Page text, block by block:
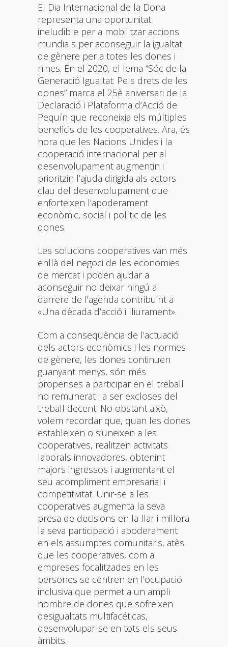
El Dia Internacional de la Dona
representa una oportunitat
ineludible per a mobilitzar accions
mundials per aconseguir la igualtat
de gènere per a totes les dones i
nines. En el 2020, el lema “Sóc de la
Generació Igualtat: Pels drets de les
dones” marca el 25è aniversari de la
Declaració i Plataforma d’Acció de
Pequín que reconeixia els múltiples
beneficis de les cooperatives. Ara, és
hora que les Nacions Unides i la
cooperació internacional per al
desenvolupament augmentin i
prioritzin l’ajuda dirigida als actors
clau del desenvolupament que
enforteixen l’apoderament
econòmic, social i polític de les
dones.
Les solucions cooperatives van més
enllà del negoci de les economies
de mercat i poden ajudar a
aconseguir no deixar ningú al
darrere de l’agenda contribuint a
«Una dècada d’acció i lliurament».
Com a conseqüència de l’actuació
dels actors econòmics i les normes
de gènere, les dones continuen
guanyant menys, són més
propenses a participar en el treball
no remunerat i a ser excloses del
treball decent. No obstant això,
volem recordar que, quan les dones
estableixen o s’uneixen a les
cooperatives, realitzen activitats
laborals innovadores, obtenint
majors ingressos i augmentant el
seu acompliment empresarial i
competitivitat. Unir-se a les
cooperatives augmenta la seva
presa de decisions en la llar i millora
la seva participació i apoderament
en els assumptes comunitaris, atès
que les cooperatives, com a
empreses focalitzades en les
persones se centren en l’ocupació
inclusiva que permet a un ampli
nombre de dones que sofreixen
desigualtats multifacéticas,
desenvolupar-se en tots els seus
àmbits.